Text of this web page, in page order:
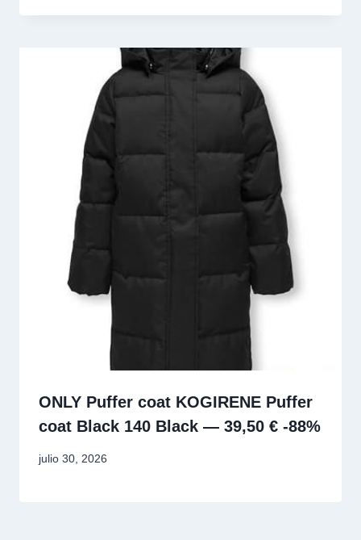
ONLY Puffer coat KOGIRENE Puffer
coat Black 140 Black — 39,50 € -88%
julio 30, 2026